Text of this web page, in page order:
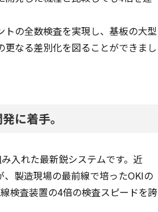
の全数検査を実現し、基板の大型
なる差別化を図ることができまし
に着手。
入れた最新鋭システムです。近
製造現場の最前線で培ったOKIの
検査装置の4倍の検査スピードを誇